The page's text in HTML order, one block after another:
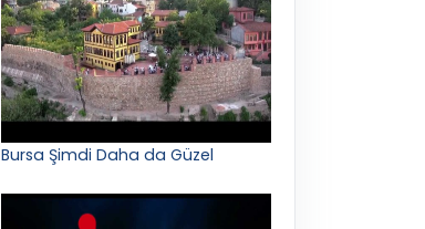
Bursa Şimdi Daha da Güzel